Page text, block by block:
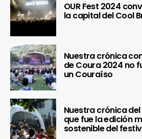
OUR Fest 2024
la capital del Cool
Nuestra crónica
de Coura 2024 no
un Couraíso
Nuestra crónica
que fue la edición
sostenible del